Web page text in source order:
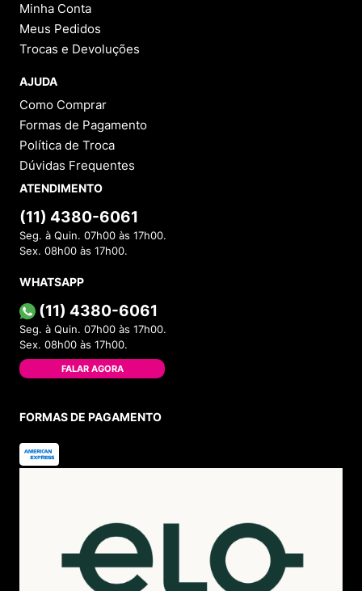
Minha Conta
Meus Pedidos
Trocas e Devoluções
AJUDA
Como Comprar
Formas de Pagamento
Política de Troca
Dúvidas Frequentes
ATENDIMENTO
(11) 4380-6061
Seg. à Quin. 07h00 às 17h00.
Sex. 08h00 às 17h00.
WHATSAPP
(11) 4380-6061
Seg. à Quin. 07h00 às 17h00.
Sex. 08h00 às 17h00.
FALAR AGORA
FORMAS DE PAGAMENTO